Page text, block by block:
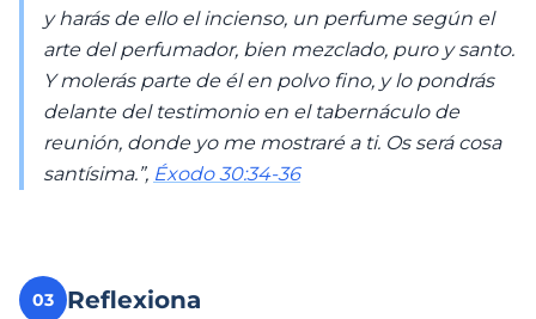
y harás de ello el incienso, un perfume según el
arte del perfumador, bien mezclado, puro y santo.
Y molerás parte de él en polvo fino, y lo pondrás
delante del testimonio en el tabernáculo de
reunión, donde yo me mostraré a ti. Os será cosa
santísima.”, Éxodo 30:34-36
03 Reflexiona